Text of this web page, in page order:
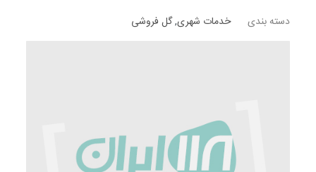
دسته بندی
خدمات شهری,گل فروشی